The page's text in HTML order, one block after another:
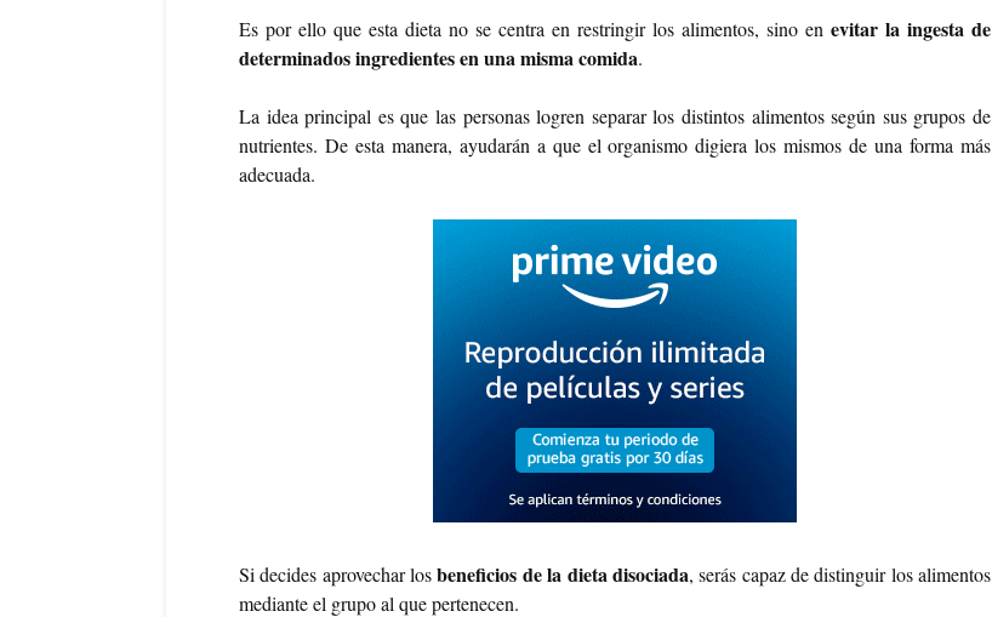
Es por ello que esta dieta no se centra en restringir los alimentos, sino en evitar la ingesta de
determinados ingredientes en una misma comida.
La idea principal es que las personas logren separar los distintos alimentos según sus grupos de
nutrientes. De esta manera, ayudarán a que el organismo digiera los mismos de una forma más
adecuada.
Si decides aprovechar losbeneficios de la dieta disociada, serás capaz de distinguir los alimentos
mediante el grupo al que pertenecen.